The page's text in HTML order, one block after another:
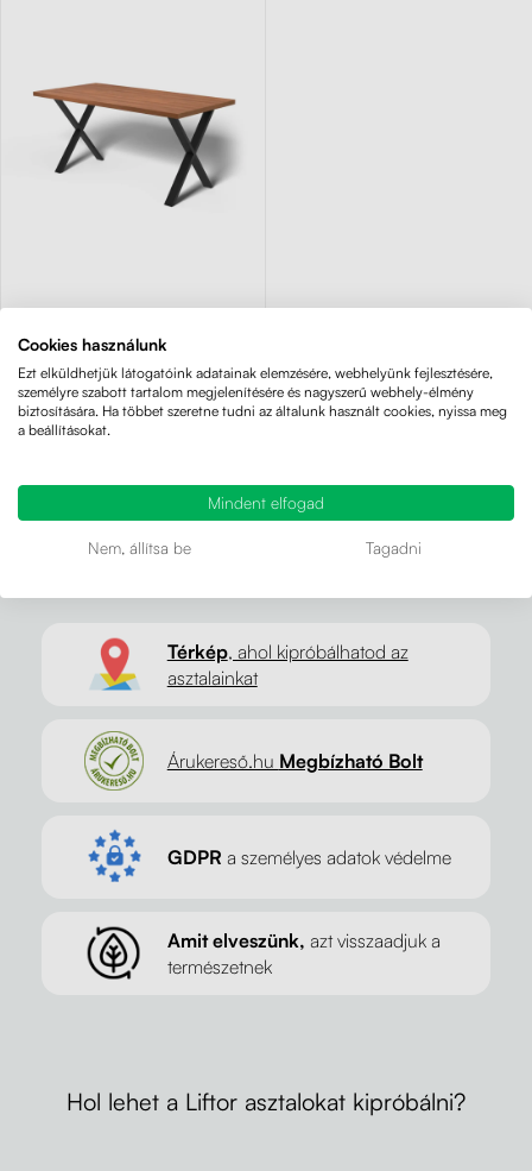
Liftor Xaver
Masszív asztal trendi
Térkép, ahol kipróbálhatod az
asztalainkat
Árukereső.hu Megbízható Bolt
GDPR a személyes adatok védelme
Amit elveszünk, azt visszaadjuk a
természetnek
Hol lehet a Liftor asztalokat kipróbálni?
Cookies használunk
Ezt elküldhetjük látogatóink adatainak elemzésére, webhelyünk fejlesztésére,
személyre szabott tartalom megjelenítésére és nagyszerű webhely-élmény
biztosítására. Ha többet szeretne tudni az általunk használt cookies, nyissa meg
a beállításokat.
Mindent elfogad
Nem, állítsa be Tagadni